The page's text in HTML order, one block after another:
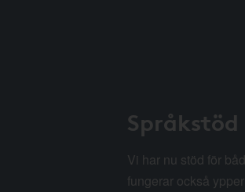
Vi har nu stöd för
fungerar också